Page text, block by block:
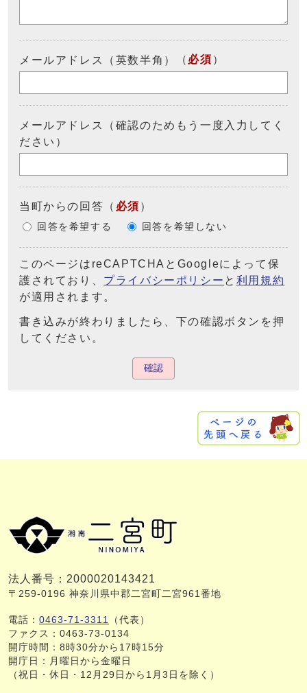
メールアドレス（英数半角） （ 必須 ）
メールアドレス（確認のためもう一度入力してく
ださい）
当町からの回答 （ 必須 ）
回答を希望する 回答を希望しない
このページはreCAPTCHAとGoogleによって保
護されており、 プライバシーポリシー と 利用規約
が適用されます。
書き込みが終わりましたら、下の確認ボタンを押
してください。
確認
法人番号：2000020143421
〒259-0196 神奈川県中郡二宮町二宮961番地
電話： 0463-71-3311
（代表）
ファクス：0463-73-0134
開庁時間：8時30分から17時15分
開庁日：月曜日から金曜日
（祝日・休日・12月29日から1月3日を除く）